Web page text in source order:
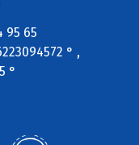
95 65
° ,
°